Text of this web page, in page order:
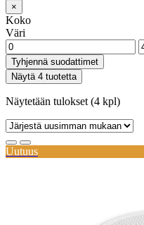
×
Koko
Väri
Tyhjennä suodattimet
Näytä 4 tuotetta
Näytetään tulokset (4 kpl)
Uutuus